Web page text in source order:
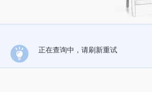
正在查询中，请刷新重试